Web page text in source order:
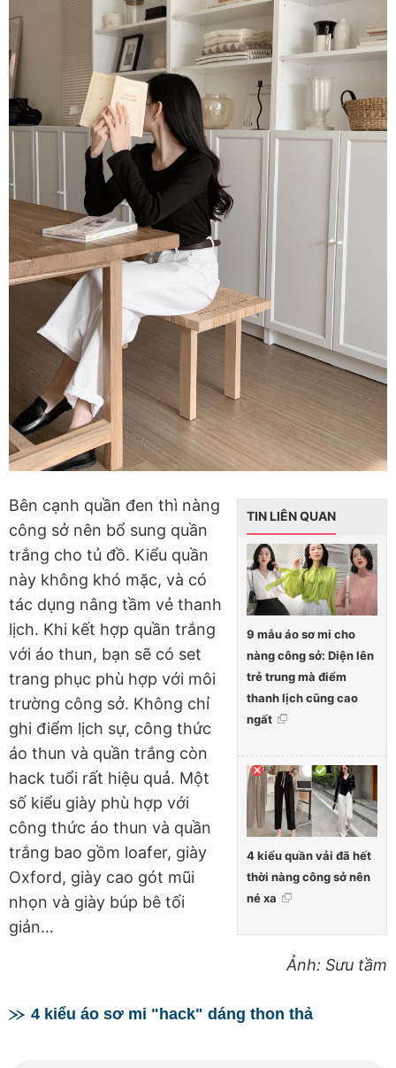
TIN LIÊN QUAN
9 mẫu áo sơ mi cho
nàng công sở: Diện lên
trẻ trung mà điểm
thanh lịch cũng cao
ngất
4 kiểu quần vải đã hết
thời nàng công sở nên
né xa
Bên cạnh quần đen thì nàng
công sở nên bổ sung quần
trắng cho tủ đồ. Kiểu quần
này không khó mặc, và có
tác dụng nâng tầm vẻ thanh
lịch. Khi kết hợp quần trắng
với áo thun, bạn sẽ có set
trang phục phù hợp với môi
trường công sở. Không chỉ
ghi điểm lịch sự, công thức
áo thun và quần trắng còn
hack tuổi rất hiệu quả. Một
số kiểu giày phù hợp với
công thức áo thun và quần
trắng bao gồm loafer, giày
Oxford, giày cao gót mũi
nhọn và giày búp bê tối
giản…
Ảnh: Sưu tầm
4 kiểu áo sơ mi "hack" dáng thon thả